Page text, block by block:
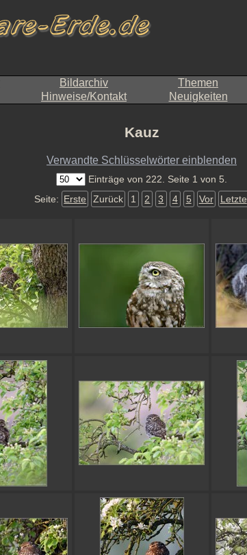
Bildarchiv Themen
Hinweise/Kontakt Neuigkeiten
Kauz
Verwandte Schlüsselwörter einblenden
Einträge von 222. Seite 1 von 5.
Seite: Erste Zurück 1 2 3 4 5 Vor Letzte